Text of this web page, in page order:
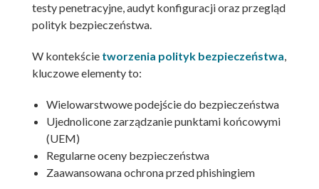
testy penetracyjne, audyt konfiguracji oraz przegląd
polityk bezpieczeństwa.
W kontekście tworzenia polityk bezpieczeństwa,
kluczowe elementy to:
Wielowarstwowe podejście do bezpieczeństwa
Ujednolicone zarządzanie punktami końcowymi
(UEM)
Regularne oceny bezpieczeństwa
Zaawansowana ochrona przed phishingiem